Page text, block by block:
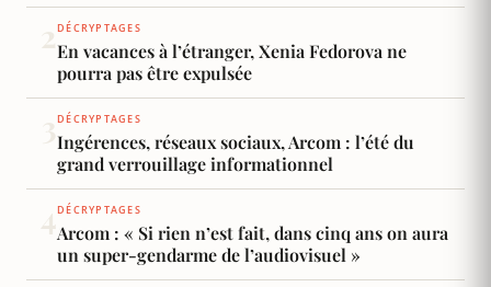
2DÉCRYPTAGES
En vacances à l’étranger, Xenia Fedorova ne
pourra pas être expulsée
3DÉCRYPTAGES
Ingérences, réseaux sociaux, Arcom : l’été du
grand verrouillage informationnel
4DÉCRYPTAGES
Arcom : « Si rien n’est fait, dans cinq ans on aura
un super-gendarme de l’audiovisuel »